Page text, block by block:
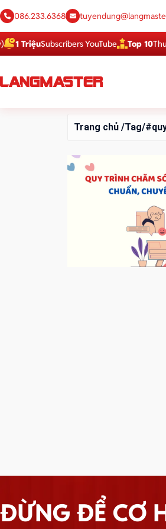
086.233.6368
1 TriệuSubscribers YouTube Top 10
Trang chủ /Tag/
ĐỪNG ĐỂ CƠ